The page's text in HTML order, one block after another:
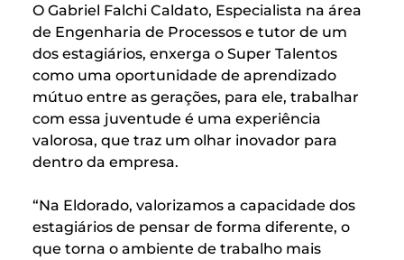
O Gabriel Falchi Caldato, Especialista na área
de Engenharia de Processos e tutor de um
dos estagiários, enxerga o Super Talentos
como uma oportunidade de aprendizado
mútuo entre as gerações, para ele, trabalhar
com essa juventude é uma experiência
valorosa, que traz um olhar inovador para
dentro da empresa.
“Na Eldorado, valorizamos a capacidade dos
estagiários de pensar de forma diferente, o
que torna o ambiente de trabalho mais